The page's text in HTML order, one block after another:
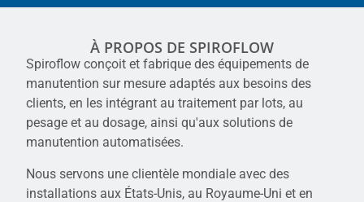
À PROPOS DE SPIROFLOW
Spiroflow conçoit et fabrique des équipements de
manutention sur mesure adaptés aux besoins des
clients, en les intégrant au traitement par lots, au
pesage et au dosage, ainsi qu'aux solutions de
manutention automatisées.
Nous servons une clientèle mondiale avec des
installations aux États-Unis, au Royaume-Uni et en